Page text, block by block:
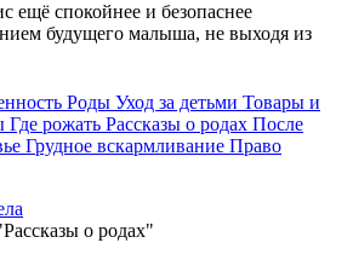
ещё спокойнее и безопаснее
будущего малыша, не выходя из
Роды Уход за детьми Товары и
Где рожать Рассказы о родах После
Грудное вскармливание Право
о родах"